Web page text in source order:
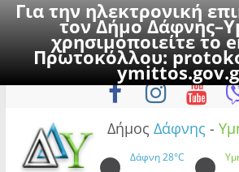
Για την ηλεκτρονική
τον Δήμο
χρησιμοποιείτε το
Πρωτοκόλλου:
to
Σάββατο, 8 Αυγούστου
Δήμος Δάφνης -
Δάφνη28°C